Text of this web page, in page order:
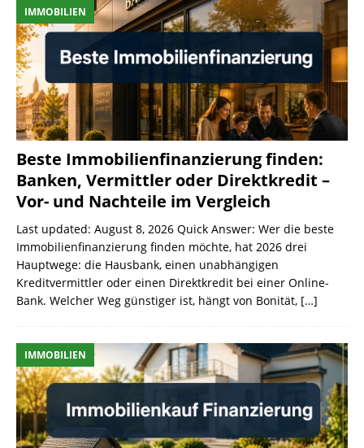
IMMOBILIEN
Beste Immobilienfinanzierung finden:
Banken, Vermittler oder Direktkredit –
Vor- und Nachteile im Vergleich
Last updated: August 8, 2026 Quick Answer: Wer die beste
Immobilienfinanzierung finden möchte, hat 2026 drei
Hauptwege: die Hausbank, einen unabhängigen
Kreditvermittler oder einen Direktkredit bei einer Online-
Bank. Welcher Weg günstiger ist, hängt von Bonität, […]
IMMOBILIEN